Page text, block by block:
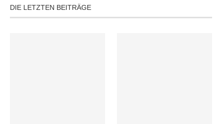
DIE LETZTEN BEITRÄGE